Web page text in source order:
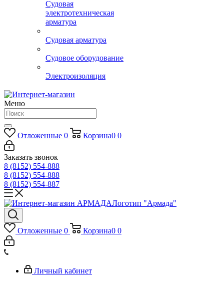
Судовая
электротехническая
арматура
Судовая арматура
Судовое оборудование
Электроизоляция
Меню
Отложенные 0 Корзина0 0
Заказать звонок
8 (8152) 554-888
8 (8152) 554-888
8 (8152) 554-887
Логотип "Армада"
Отложенные 0 Корзина0 0
Личный кабинет